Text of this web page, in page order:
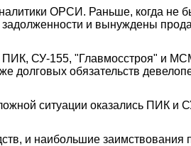
ОРСИ. Раньше, когда не
и вынуждены
ПИК, СУ-155, "Главмосстроя" и
долговых обязательств
ситуации оказались ПИК и
и наибольшие заимствования